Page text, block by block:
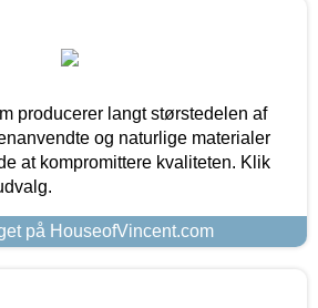
producerer langt størstedelen af
og naturlige materialer
at kompromittere kvaliteten. Klik
på HouseofVincent.com